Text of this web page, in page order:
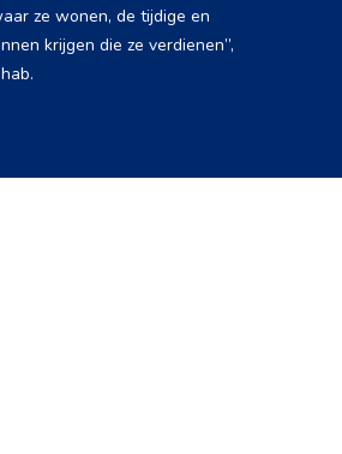
ze wonen, de tijdige en
krijgen die ze verdienen”,